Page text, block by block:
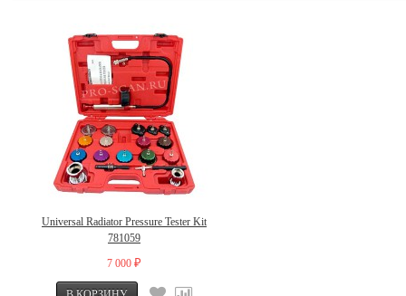
Universal Radiator Pressure Tester Kit
781059
7 000 ₽